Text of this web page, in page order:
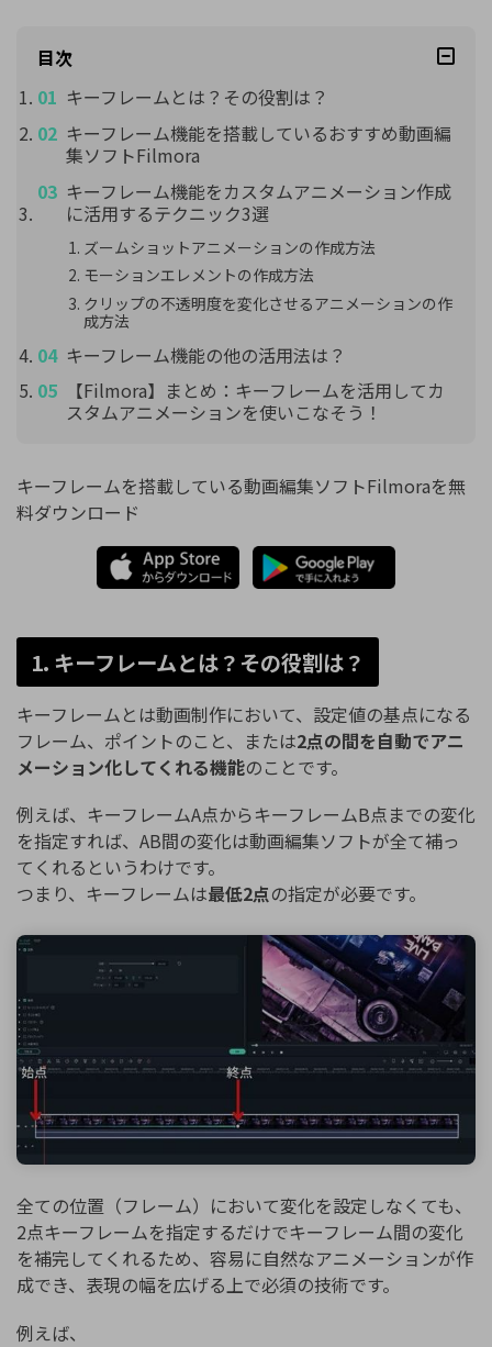
目次
キーフレームとは？その役割は？
キーフレーム機能を搭載しているおすすめ動画編
集ソフトFilmora
キーフレーム機能をカスタムアニメーション作成
に活用するテクニック3選
ズームショットアニメーションの作成方法
モーションエレメントの作成方法
クリップの不透明度を変化させるアニメーションの作
成方法
キーフレーム機能の他の活用法は？
【Filmora】まとめ：キーフレームを活用してカ
スタムアニメーションを使いこなそう！
キーフレームを搭載している動画編集ソフトFilmoraを無
料ダウンロード
1. キーフレームとは？その役割は？
キーフレームとは動画制作において、設定値の基点になる
フレーム、ポイントのこと、または2点の間を自動でアニ
メーション化してくれる機能のことです。
例えば、キーフレームA点からキーフレームB点までの変化
を指定すれば、AB間の変化は動画編集ソフトが全て補っ
てくれるというわけです。
つまり、キーフレームは最低2点の指定が必要です。
全ての位置（フレーム）において変化を設定しなくても、
2点キーフレームを指定するだけでキーフレーム間の変化
を補完してくれるため、容易に自然なアニメーションが作
成でき、表現の幅を広げる上で必須の技術です。
例えば、